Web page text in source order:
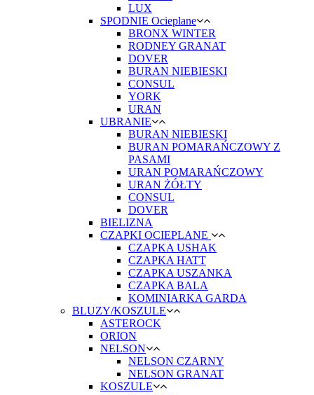
LUX
SPODNIE Ocieplane
BRONX WINTER
RODNEY GRANAT
DOVER
BURAN NIEBIESKI
CONSUL
YORK
URAN
UBRANIE
BURAN NIEBIESKI
BURAN POMARAŃCZOWY Z
PASAMI
URAN POMARAŃCZOWY
URAN ŻÓŁTY
CONSUL
DOVER
BIELIZNA
CZAPKI OCIEPLANE
CZAPKA USHAK
CZAPKA HATT
CZAPKA USZANKA
CZAPKA BALA
KOMINIARKA GARDA
BLUZY/KOSZULE
ASTEROCK
ORION
NELSON
NELSON CZARNY
NELSON GRANAT
KOSZULE